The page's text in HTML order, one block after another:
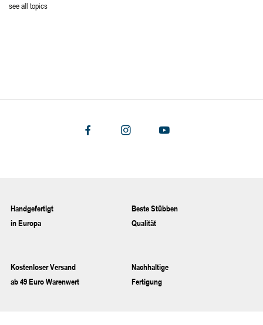
see all topics
Handgefertigt
in Europa
Beste Stübben
Qualität
Kostenloser Versand
ab 49 Euro Warenwert
Nachhaltige
Fertigung